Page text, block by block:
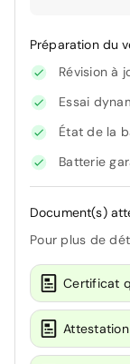
Préparation du
Révision à
Essai
État de la
Batterie
Document(s)
Pour plus de
Certificat